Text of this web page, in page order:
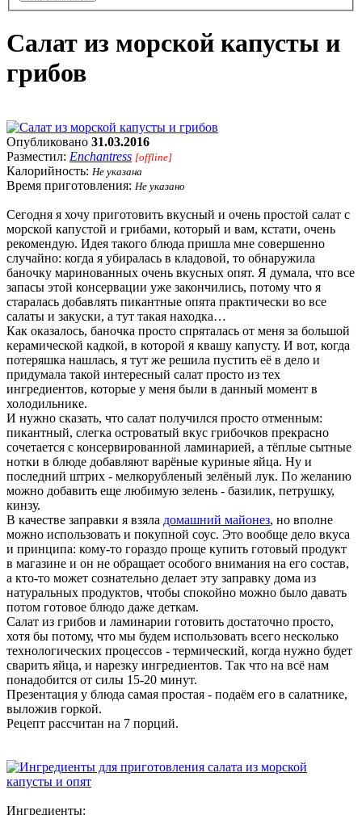
Салат из морской капусты и
грибов
Опубликовано 31.03.2016
Разместил: Enchantress [offline]
Калорийность: Не указана
Время приготовления: Не указано
Сегодня я хочу приготовить вкусный и очень простой салат с
морской капустой и грибами, который и вам, кстати, очень
рекомендую. Идея такого блюда пришла мне совершенно
случайно: когда я убиралась в кладовой, то обнаружила
баночку маринованных очень вкусных опят. Я думала, что все
запасы этой консервации уже закончились, потому что я
старалась добавлять пикантные опята практически во все
салаты и закуски, а тут такая находка…
Как оказалось, баночка просто спряталась от меня за большой
керамической кадкой, в которой я квашу капусту. И вот, когда
потеряшка нашлась, я тут же решила пустить её в дело и
придумала такой интересный салат просто из тех
ингредиентов, которые у меня были в данный момент в
холодильнике.
И нужно сказать, что салат получился просто отменным:
пикантный, слегка островатый вкус грибочков прекрасно
сочетается с консервированной ламинарией, а тёплые сытные
нотки в блюде добавляют варёные куриные яйца. Ну и
последний штрих - мелкорубленый зелёный лук. По желанию
можно добавить еще любимую зелень - базилик, петрушку,
кинзу.
В качестве заправки я взяла домашний майонез, но вполне
можно использовать и покупной соус. Это вообще дело вкуса
и принципа: кому-то гораздо проще купить готовый продукт
в магазине и он не обращает особого внимания на его состав,
а кто-то может сознательно делает эту заправку дома из
натуральных продуктов, чтобы спокойно можно было давать
потом готовое блюдо даже деткам.
Салат из грибов и ламинарии готовить достаточно просто,
хотя бы потому, что мы будем использовать всего несколько
технологических процессов - термический, когда нужно будет
сварить яйца, и нарезку ингредиентов. Так что на всё нам
понадобится от силы 15-20 минут.
Презентация у блюда самая простая - подаём его в салатнике,
выложив горкой.
Рецепт рассчитан на 7 порций.
Ингредиенты: